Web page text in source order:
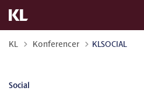
KL Tilbage til
Konferencer KLSOCIAL
Social